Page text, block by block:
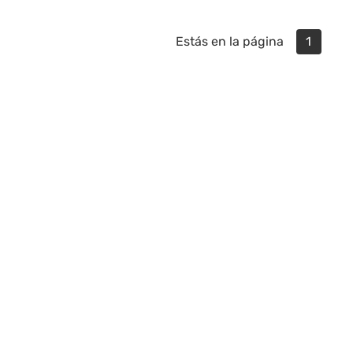
Estás en la página 1